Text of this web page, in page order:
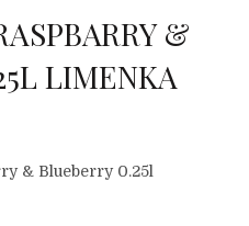
&
LIMENKA
& Blueberry 0.25l